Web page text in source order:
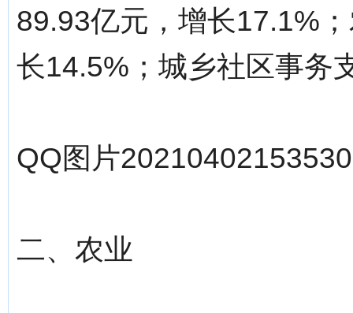
89.93亿元，增长17.1%
长14.5%；城乡社区事务
QQ图片
二、农业